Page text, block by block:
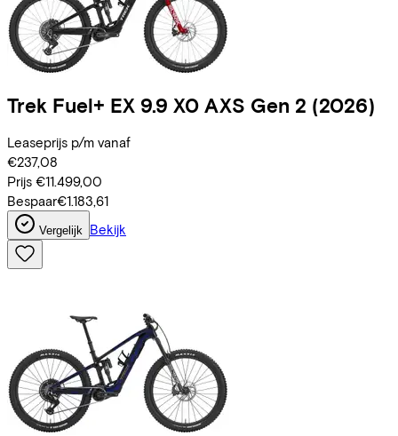
Trek Fuel+ EX 9.9 X0 AXS Gen 2 (2026)
Leaseprijs p/m vanaf
€237,08
Prijs €11.499,00
Bespaar€1.183,61
Vergelijk Bekijk